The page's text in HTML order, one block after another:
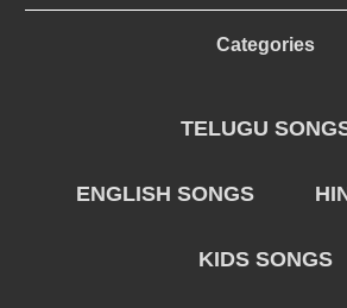
Categories
TELUGU
ENGLISH SONGS
KIDS SONGS